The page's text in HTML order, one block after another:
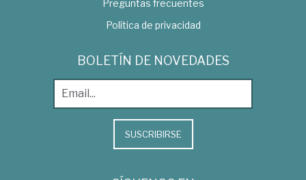
Preguntas frecuentes
Política de privacidad
BOLETÍN DE NOVEDADES
SUSCRIBIRSE